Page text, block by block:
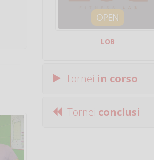
OPEN
LOB
Tornei in corso
Tornei conclusi